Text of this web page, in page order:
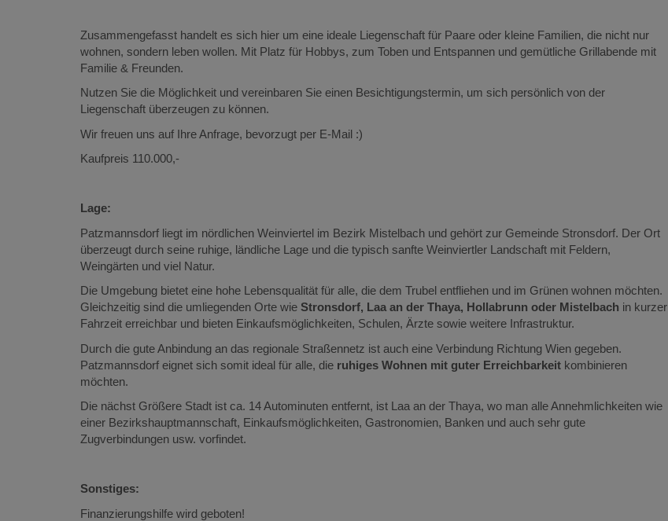
Zusammengefasst handelt es sich hier um eine ideale Liegenschaft für Paare oder kleine Familien, die nicht nur
wohnen, sondern leben wollen. Mit Platz für Hobbys, zum Toben und Entspannen und gemütliche Grillabende mit
Familie & Freunden.
Nutzen Sie die Möglichkeit und vereinbaren Sie einen Besichtigungstermin, um sich persönlich von der
Liegenschaft überzeugen zu können.
Wir freuen uns auf Ihre Anfrage, bevorzugt per E-Mail :)
Kaufpreis 110.000,-
Lage:
Patzmannsdorf liegt im nördlichen Weinviertel im Bezirk Mistelbach und gehört zur Gemeinde Stronsdorf. Der Ort
überzeugt durch seine ruhige, ländliche Lage und die typisch sanfte Weinviertler Landschaft mit Feldern,
Weingärten und viel Natur.
Die Umgebung bietet eine hohe Lebensqualität für alle, die dem Trubel entfliehen und im Grünen wohnen möchten.
Gleichzeitig sind die umliegenden Orte wie Stronsdorf, Laa an der Thaya, Hollabrunn oder Mistelbach in kurzer
Fahrzeit erreichbar und bieten Einkaufsmöglichkeiten, Schulen, Ärzte sowie weitere Infrastruktur.
Durch die gute Anbindung an das regionale Straßennetz ist auch eine Verbindung Richtung Wien gegeben.
Patzmannsdorf eignet sich somit ideal für alle, die ruhiges Wohnen mit guter Erreichbarkeit kombinieren
möchten.
Die nächst Größere Stadt ist ca. 14 Autominuten entfernt, ist Laa an der Thaya, wo man alle Annehmlichkeiten wie
einer Bezirkshauptmannschaft, Einkaufsmöglichkeiten, Gastronomien, Banken und auch sehr gute
Zugverbindungen usw. vorfindet.
Sonstiges:
Finanzierungshilfe wird geboten!